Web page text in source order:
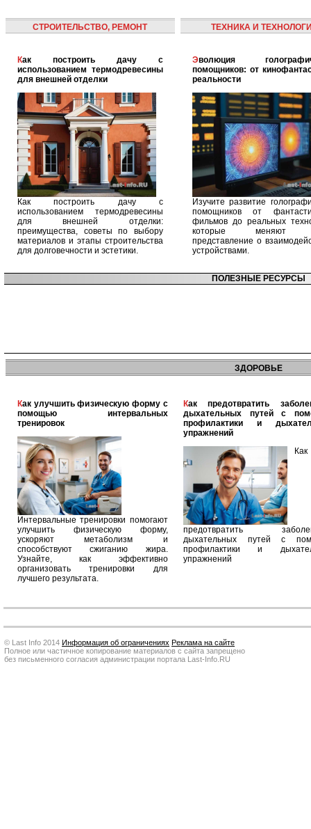
СТРОИТЕЛЬСТВО, РЕМОНТ
Как построить дачу с
использованием термодревесины
для внешней отделки
Как построить дачу с
использованием термодревесины
для внешней отделки:
преимущества, советы по выбору
материалов и этапы строительства
для долговечности и эстетики.
ТЕХНИКА И
Эволюция голографических
помощников: от
реальности
Изучите развитие
помощников от
фильмов до реальных
которые меняют
представление о
устройствами.
ПОЛЕЗНЫЕ РЕСУРСЫ
ЗДОРОВЬЕ
Как улучшить физическую форму с
помощью интервальных
тренировок
Интервальные тренировки помогают
улучшить физическую форму,
ускоряют метаболизм и
способствуют сжиганию жира.
Узнайте, как эффективно
организовать тренировки для
лучшего результата.
Как предотвратить заболевания
дыхательных путей с
профилактики и
упражнений
Как
предотвратить
дыхательных путей с
профилактики и
упражнений
© Last Info 2014 Информация об ограничениях Реклама на сайте
Полное или частичное копирование материалов с сайта запрещено
без письменного согласия администрации портала Last-Info.RU